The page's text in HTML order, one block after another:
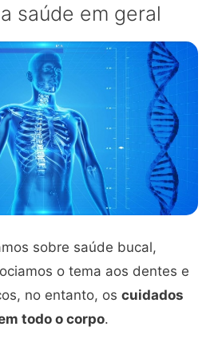
saúde em geral
sobre saúde bucal,
o tema aos dentes e
no entanto, os cuidados
todo o corpo.